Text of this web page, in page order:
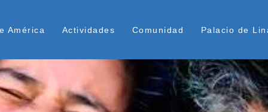
Superior
América Actividades Comunidad Palacio de